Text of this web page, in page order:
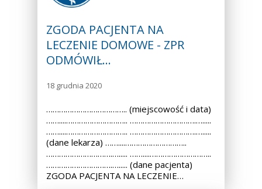
ZGODA PACJENTA NA
LECZENIE DOMOWE - ZPR
ODMÓWIŁ…
18 grudnia 2020
……………………………….. (miejscowość i data)
……....……………………….. ………………………….….....
……....……………………….. ………………………….….....
(dane lekarza) ……....………………………..
………………………….…..... ……....………………………..
………………………….…..... (dane pacjenta)
ZGODA PACJENTA NA LECZENIE…